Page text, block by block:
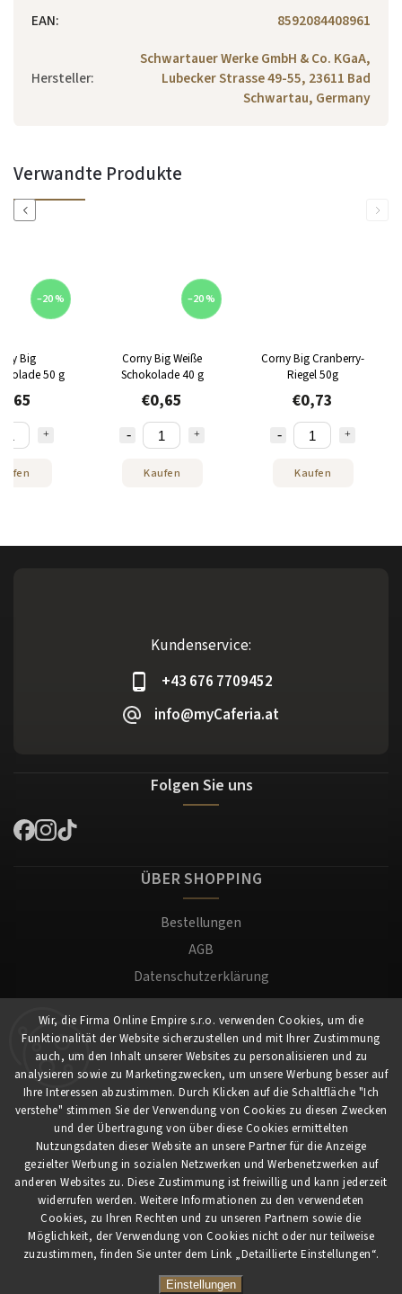
Wir, die Firma Online Empire s.r.o. verwenden Cookies, um die
Funktionalität der Website sicherzustellen und mit Ihrer Zustimmung
auch, um den Inhalt unserer Websites zu personalisieren und zu
analysieren sowie zu Marketingzwecken, um unsere Werbung besser auf
Ihre Interessen abzustimmen. Durch Klicken auf die Schaltfläche "Ich
verstehe" stimmen Sie der Verwendung von Cookies zu diesen Zwecken
und der Übertragung von über diese Cookies ermittelten
Nutzungsdaten dieser Website an unsere Partner für die Anzeige
gezielter Werbung in sozialen Netzwerken und Werbenetzwerken auf
anderen Websites zu. Diese Zustimmung ist freiwillig und kann jederzeit
widerrufen werden. Weitere Informationen zu den verwendeten
Cookies, zu Ihren Rechten und zu unseren Partnern sowie die
Möglichkeit, der Verwendung von Cookies nicht oder nur teilweise
zuzustimmen, finden Sie unter dem Link „Detaillierte Einstellungen“.
Einstellungen
EAN: 8592084408961
Hersteller:
Schwartauer Werke GmbH & Co. KGaA,
Lubecker Strasse 49-55, 23611 Bad
Schwartau, Germany
Verwandte Produkte
Previous
–20 %
Big
50 g
–20 %
Corny Big Weiße
Schokolade 40 g
€0,65
Kaufen
Corny Big Cranberry-
Riegel 50g
€0,73
Kaufen
Next
Kundenservice:
+43 676 7709452
info@myCaferia.at
Folgen Sie uns
ÜBER SHOPPING
Bestellungen
AGB
Datenschutzerklärung
Versand und Zahlung
Warenrücksendung
Impressum
Für Kunden
Mein Konto
Registrierung
Anmeldung
Copyright 2026 . Alle Rechte vorbehalten.
VytvořilShoptet| Design